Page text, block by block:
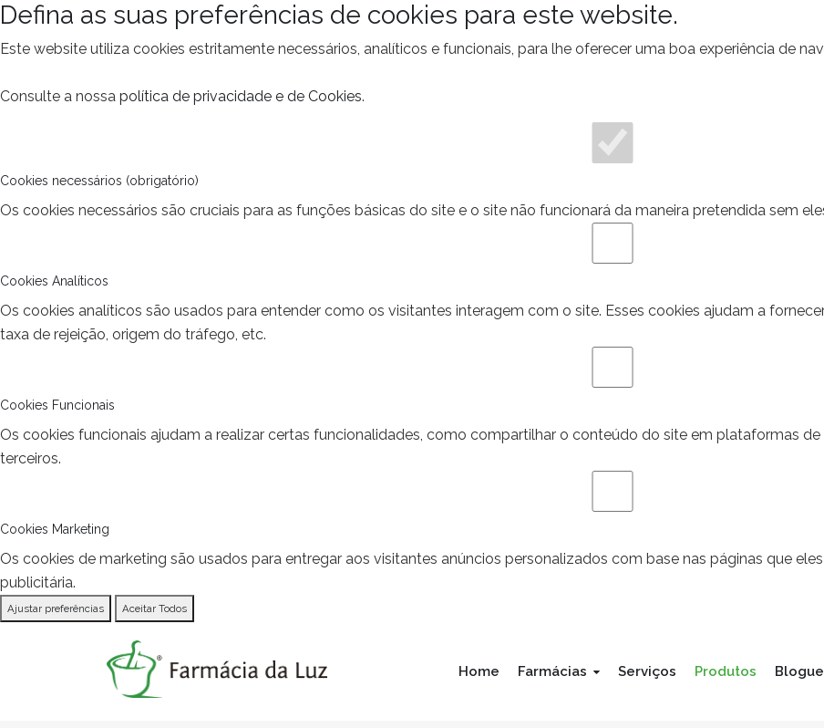
Defina as suas preferências de cookies para este website.
Este website utiliza cookies estritamente necessários, analíticos e funcionais, para lhe oferecer uma boa experiência de
Consulte a nossa política de privacidade e de Cookies.
Cookies necessários (obrigatório)
Os cookies necessários são cruciais para as funções básicas do site e o site não funcionará da maneira pretendida sem
Cookies Analíticos
Os cookies analíticos são usados para entender como os visitantes interagem com o site. Esses cookies ajudam a
taxa de rejeição, origem do tráfego, etc.
Cookies Funcionais
Os cookies funcionais ajudam a realizar certas funcionalidades, como compartilhar o conteúdo do site em plataformas
terceiros.
Cookies Marketing
Os cookies de marketing são usados para entregar aos visitantes anúncios personalizados com base nas páginas que
publicitária.
Ajustar preferências Aceitar Todos
Home Farmácias Serviços Produtos Blogue